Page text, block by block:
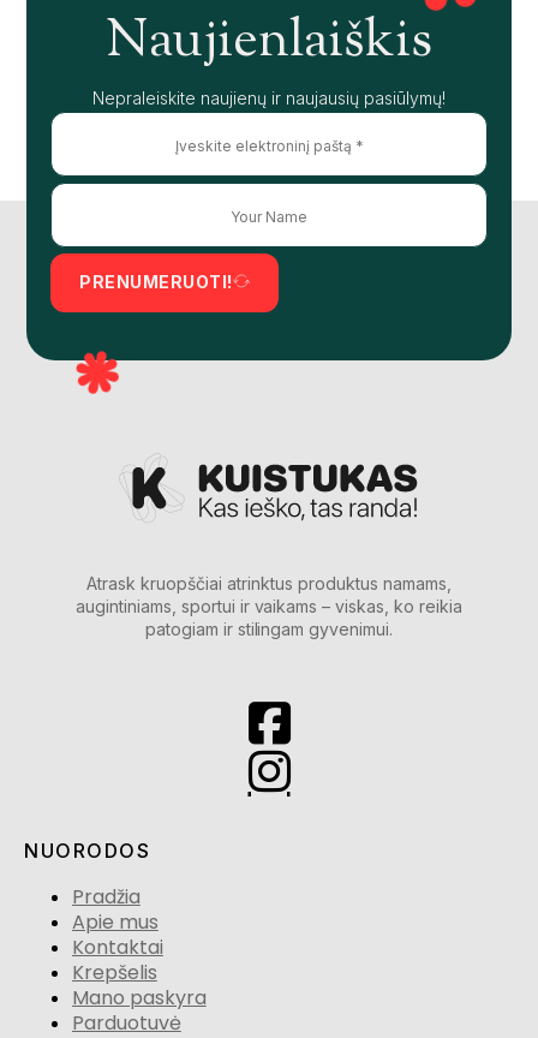
Naujienlaiškis
Nepraleiskite naujienų ir naujausių pasiūlymų!
PRENUMERUOTI!
Atrask kruopščiai atrinktus produktus namams,
augintiniams, sportui ir vaikams – viskas, ko reikia
patogiam ir stilingam gyvenimui.
NUORODOS
Pradžia
Apie mus
Kontaktai
Krepšelis
Mano paskyra
Parduotuvė